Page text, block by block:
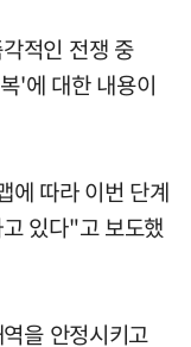
적인 전쟁 중
'에 대한 내용이
에 따라 이번 단계
있다"고 보도했
을 안정시키고